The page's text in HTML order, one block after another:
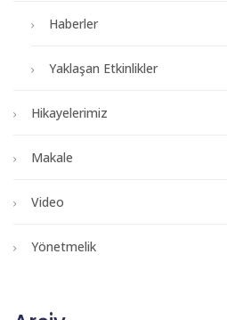
Haberler
Yaklaşan Etkinlikler
Hikayelerimiz
Makale
Video
Yönetmelik